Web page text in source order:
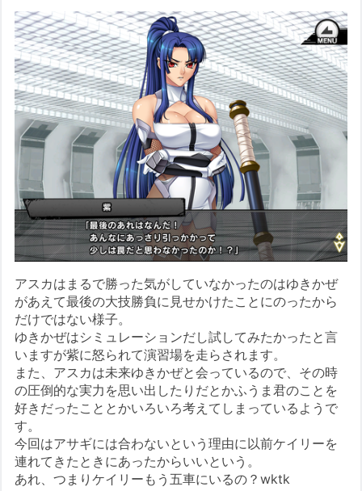
アスカはまるで勝った気がしていなかったのはゆきかぜ
があえて最後の大技勝負に見せかけたことにのったから
だけではない様子。
ゆきかぜはシミュレーションだし試してみたかったと言
いますが紫に怒られて演習場を走らされます。
また、アスカは未来ゆきかぜと会っているので、その時
の圧倒的な実力を思い出したりだとかふうま君のことを
好きだったこととかいろいろ考えてしまっているようで
す。
今回はアサギには合わないという理由に以前ケイリーを
連れてきたときにあったからいいという。
あれ、つまりケイリーもう五車にいるの？wktk